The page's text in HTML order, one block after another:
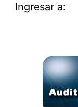
Ingresar a: